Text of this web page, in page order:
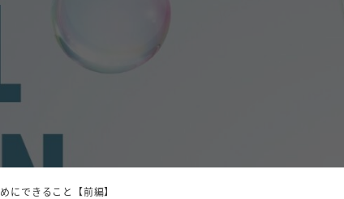
にできること【前編】